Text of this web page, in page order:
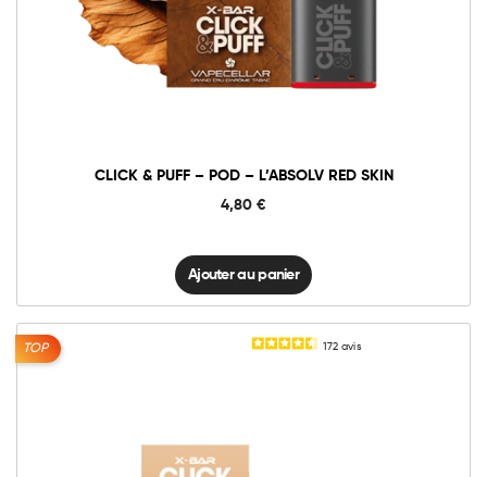
CLICK & PUFF – POD – L’ABSOLV RED SKIN
4,80 €
Click
&
Puff
-
-
Ajouter au panier
Ajouter au panier
TOP 172 avis